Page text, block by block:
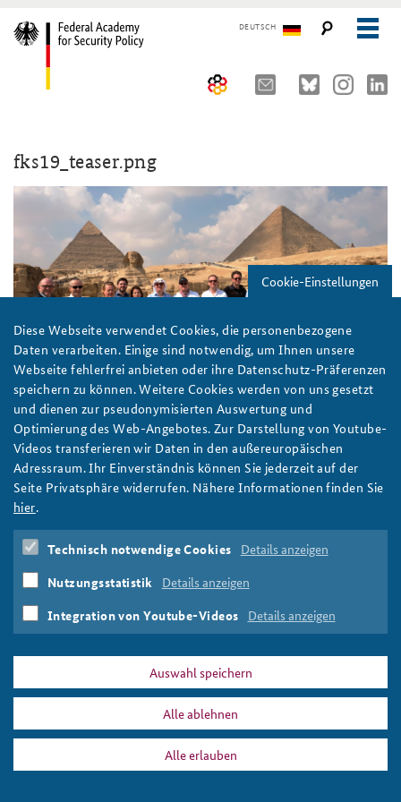
DEUTSCH
Advisory Board
Organisation
The Association of Friends
Partners
Young Leaders in Security Policy
Directions
Seminars, Conferences and Events
Security Policy Course for Senior Officials
Core Course on Security Policy
German Forum on Security Policy
Public Events
Further Events
Working Papers
fks19_teaser.png
Eine Menschengruppe steht vor den Pyramiden und der Sphinx
in Giseh, Ägypten.
Foto: BAKS/Weigel
fks19_teaser.png
Cookie-Einstellungen
Diese Webseite verwendet Cookies, die personenbezogene
Daten verarbeiten. Einige sind notwendig, um Ihnen unsere
Webseite fehlerfrei anbieten oder ihre Datenschutz-Präferenzen
speichern zu können. Weitere Cookies werden von uns gesetzt
und dienen zur pseudonymisierten Auswertung und
Optimierung des Web-Angebotes. Zur Darstellung von Youtube-
Videos transferieren wir Daten in den außereuropäischen
Adressraum. Ihr Einverständnis können Sie jederzeit auf der
Seite Privatsphäre widerrufen. Nähere Informationen finden Sie
hier.
Technisch notwendige Cookies Details anzeigen
Nutzungsstatistik Details anzeigen
Integration von Youtube-Videos Details anzeigen
Auswahl speichern
Alle ablehnen
Alle erlauben